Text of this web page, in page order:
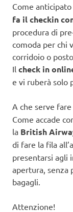
Come
fa il checkin
procedura di
comoda per chi
corridoio o
Il check in
e vi ruberà solo
A che serve fare
Come accade
la British
di fare la fila
presentarsi agli
apertura, senza
bagagli.
Attenzione!